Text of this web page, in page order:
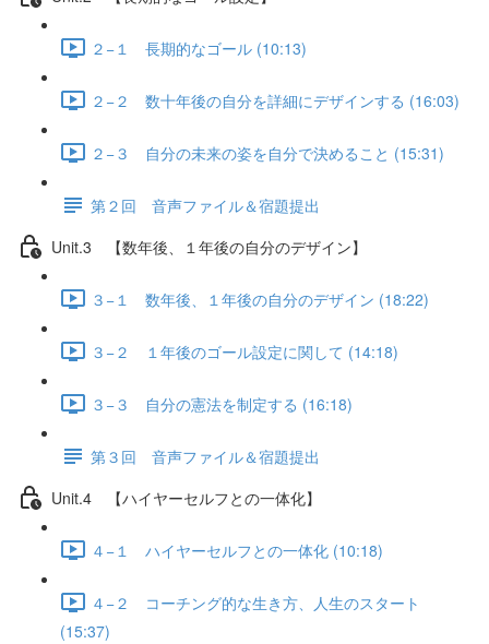
２−１ 長期的なゴール (10:13)
２−２ 数十年後の自分を詳細にデザインする (16:03)
２−３ 自分の未来の姿を自分で決めること (15:31)
第２回 音声ファイル＆宿題提出
Unit.3 【数年後、１年後の自分のデザイン】
３−１ 数年後、１年後の自分のデザイン (18:22)
３−２ １年後のゴール設定に関して (14:18)
３−３ 自分の憲法を制定する (16:18)
第３回 音声ファイル＆宿題提出
Unit.4 【ハイヤーセルフとの一体化】
４−１ ハイヤーセルフとの一体化 (10:18)
４−２ コーチング的な生き方、人生のスタート
(15:37)